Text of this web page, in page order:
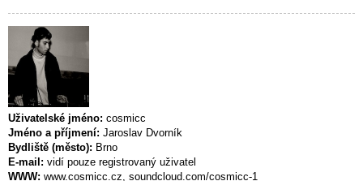
Uživatelské jméno: cosmicc
Jméno a příjmení: Jaroslav Dvorník
Bydliště (město): Brno
E-mail: vidí pouze registrovaný uživatel
WWW: www.cosmicc.cz, soundcloud.com/cosmicc-1